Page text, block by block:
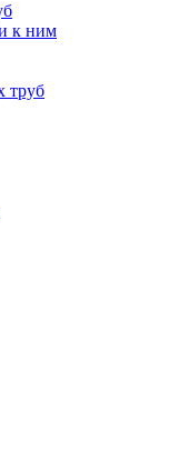
к ним
труб